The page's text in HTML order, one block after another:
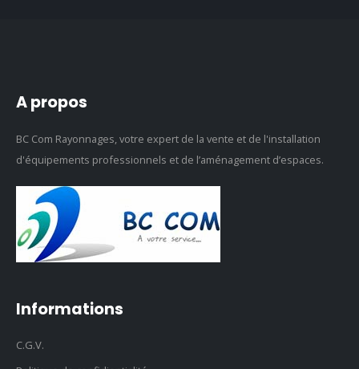
A propos
BC Com Rayonnages, votre expert de la vente et de l'installation
d'équipements professionnels et de l’aménagement d’espaces.
Informations
C.G.V.